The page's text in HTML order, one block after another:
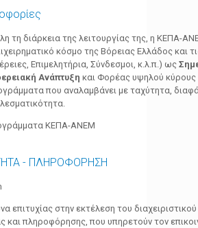
τη διάρκεια της λειτουργίας της, η ΚΕΠΑ-
κόσμο της Βόρειας Ελλάδος και
Επιμελητήρια, Σύνδεσμοι, κ.λ.π.) ως
Ανάπτυξη και Φορέας υψηλού κύρους
που αναλαμβάνει με ταχύτητα,
- ΠΛΗΡΟΦΟΡΗΣΗ
επιτυχίας στην εκτέλεση του
και πληροφόρησης, που υπηρετούν τον